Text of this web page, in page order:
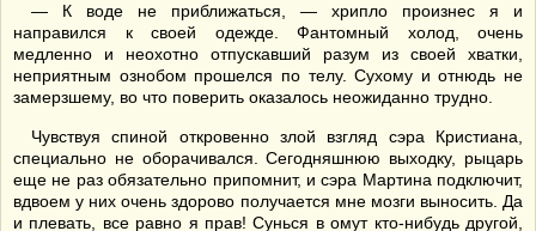
— К воде не приближаться, — хрипло произнес я и
направился к своей одежде. Фантомный холод, очень
медленно и неохотно отпускавший разум из своей хватки,
неприятным ознобом прошелся по телу. Сухому и отнюдь не
замерзшему, во что поверить оказалось неожиданно трудно.
Чувствуя спиной откровенно злой взгляд сэра Кристиана,
специально не оборачивался. Сегодняшнюю выходку, рыцарь
еще не раз обязательно припомнит, и сэра Мартина подключит,
вдвоем у них очень здорово получается мне мозги выносить. Да
и плевать, все равно я прав! Сунься в омут кто-нибудь другой,